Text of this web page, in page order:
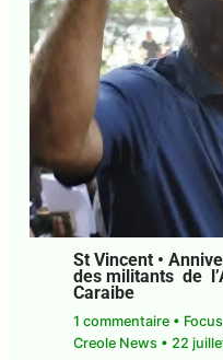
Guadeloupe •
Dayz a été annulé ?
Laisser un commentaire
Agnès Mathey•